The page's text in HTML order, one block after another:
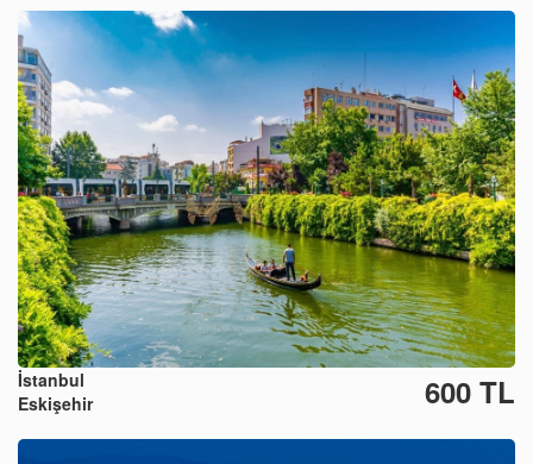
İstanbul
Eskişehir
600 TL